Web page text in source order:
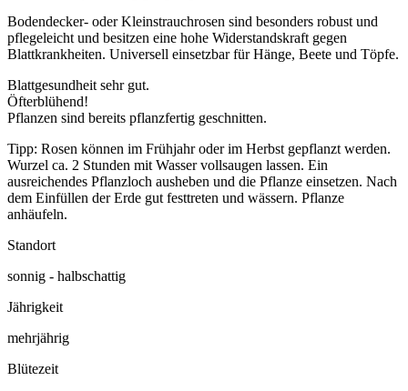
Bodendecker- oder Kleinstrauchrosen sind besonders robust und
pflegeleicht und besitzen eine hohe Widerstandskraft gegen
Blattkrankheiten. Universell einsetzbar für Hänge, Beete und Töpfe.
Blattgesundheit sehr gut.
Öfterblühend!
Pflanzen sind bereits pflanzfertig geschnitten.
Tipp: Rosen können im Frühjahr oder im Herbst gepflanzt werden.
Wurzel ca. 2 Stunden mit Wasser vollsaugen lassen. Ein
ausreichendes Pflanzloch ausheben und die Pflanze einsetzen. Nach
dem Einfüllen der Erde gut festtreten und wässern. Pflanze
anhäufeln.
Standort
sonnig - halbschattig
Jährigkeit
mehrjährig
Blütezeit